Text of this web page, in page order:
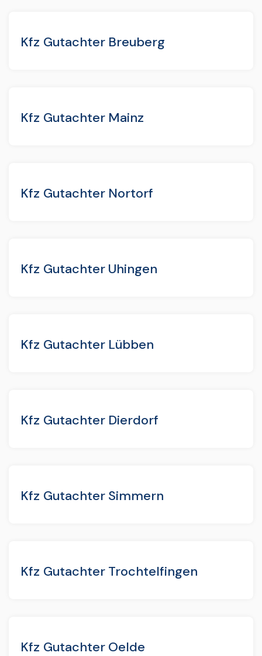
Kfz Gutachter Breuberg
Kfz Gutachter Mainz
Kfz Gutachter Nortorf
Kfz Gutachter Uhingen
Kfz Gutachter Lübben
Kfz Gutachter Dierdorf
Kfz Gutachter Simmern
Kfz Gutachter Trochtelfingen
Kfz Gutachter Oelde